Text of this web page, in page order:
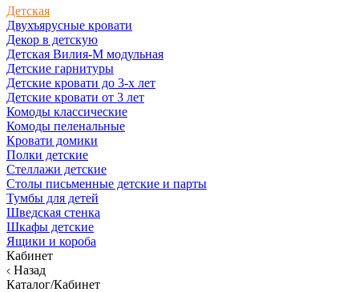
Детская
Двухъярусные кровати
Декор в детскую
Детская Вилия-М модульная
Детские гарнитуры
Детские кровати до 3-х лет
Детские кровати от 3 лет
Комоды классические
Комоды пеленальные
Кровати домики
Полки детские
Стеллажи детские
Столы письменные детские и парты
Тумбы для детей
Шведская стенка
Шкафы детские
Ящики и короба
Кабинет
Назад
Каталог/Кабинет